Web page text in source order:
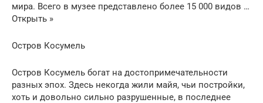
мира. Всего в музее представлено более 15 000 видов …
Открыть »
Остров Косумель
Остров Косумель богат на достопримечательности
разных эпох. Здесь некогда жили майя, чьи постройки,
хоть и довольно сильно разрушенные, в последнее